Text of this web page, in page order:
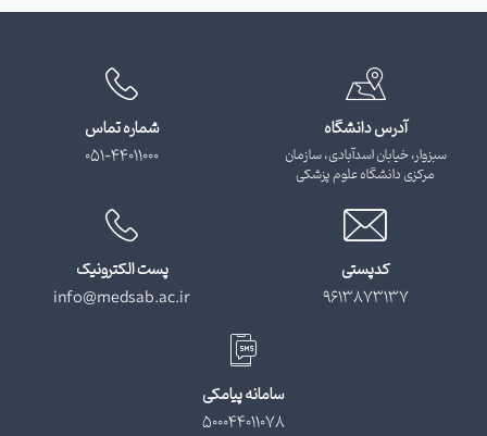
آدرس دانشگاه
سبزوار، خیابان اسدآبادی، سازمان
مرکزی دانشگاه علوم پزشکی
شماره تماس
051-44011000
کدپستی
9613873137
پست الکترونیک
info@medsab.ac.ir
سامانه پیامکی
500044011078